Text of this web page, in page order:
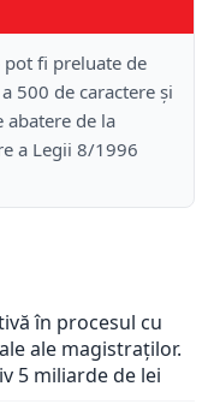
fi preluate de
500 de caractere și
abatere de la
a Legii 8/1996
în procesul cu
ale magistraților.
5 miliarde de lei